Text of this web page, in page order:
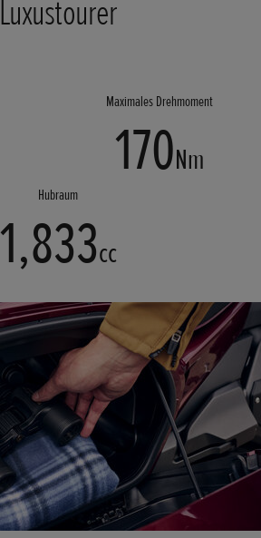
Luxustourer
Maximales Drehmoment
170Nm
Hubraum
1,833cc